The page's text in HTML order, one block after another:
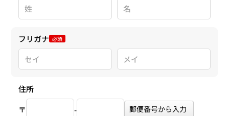
フリガナ 必須
住所
〒
- 郵便番号から入力